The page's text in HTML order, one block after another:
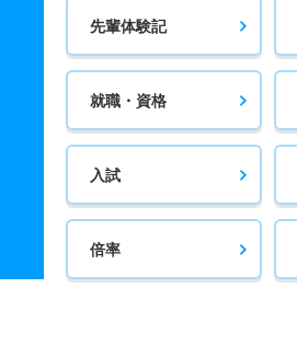
先輩体験記
就職・資格
入試
倍率